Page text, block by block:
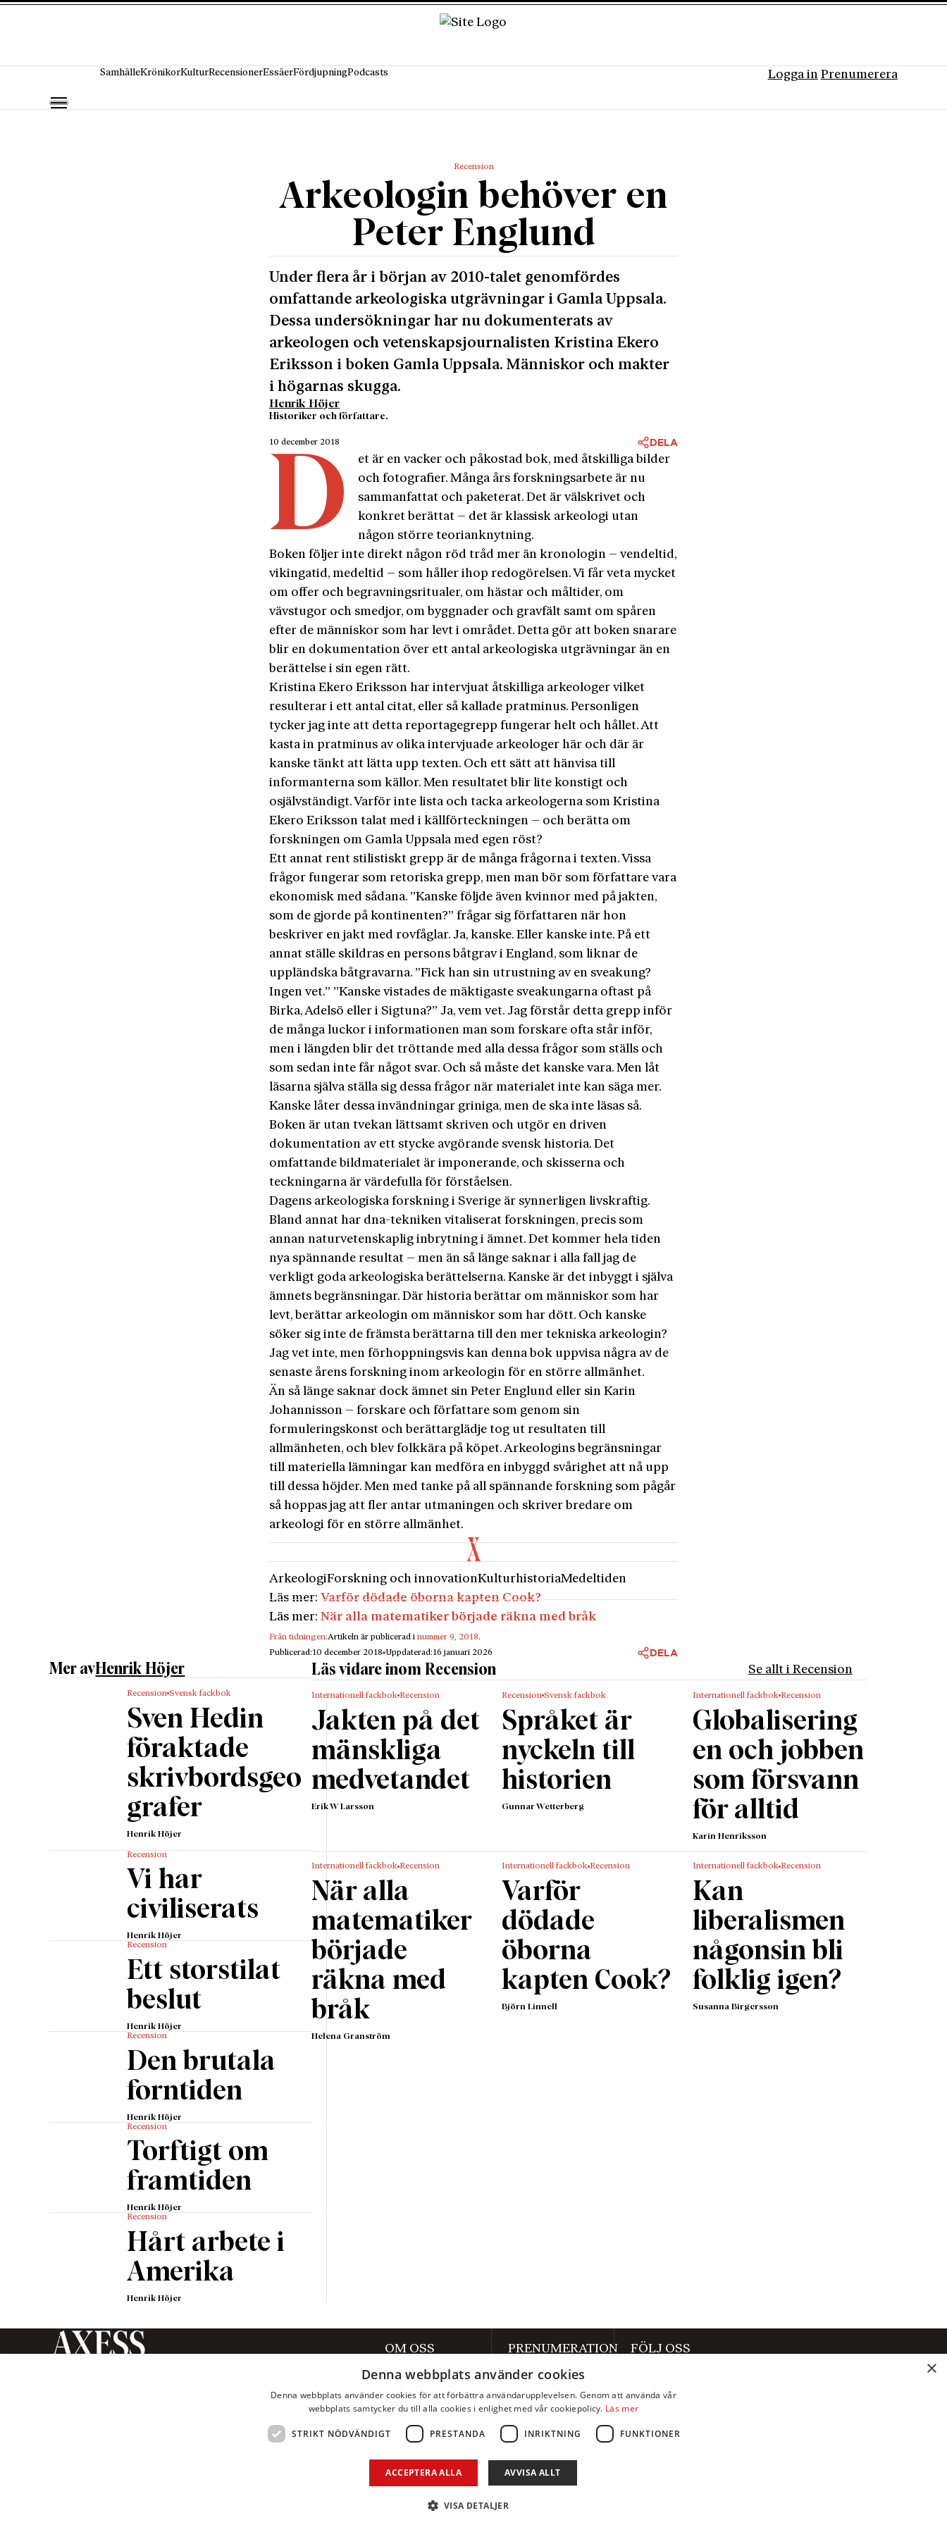
SamhälleKrönikorKulturRecensionerEssäerFördjupningPodcasts Logga in Prenumerera
Recension
Arkeologin behöver en
Peter Englund
Under flera år i början av 2010-talet genomfördes
omfattande arkeologiska utgrävningar i Gamla Uppsala.
Dessa undersökningar har nu dokumenterats av
arkeologen och vetenskapsjournalisten Kristina Ekero
Eriksson i boken Gamla Uppsala. Människor och makter
i högarnas skugga.
Henrik Höjer
Historiker och författare.
10 december 2018 DELA
D
et är en vacker och påkostad bok, med åtskilliga bilder
och fotografier. Många års forskningsarbete är nu
sammanfattat och paketerat. Det är välskrivet och
konkret berättat – det är klassisk arkeologi utan
någon större teorianknytning.
Boken följer inte direkt någon röd tråd mer än kronologin – vendeltid,
vikingatid, medeltid – som håller ihop redogörelsen. Vi får veta mycket
om offer och begravningsritualer, om hästar och måltider, om
vävstugor och smedjor, om byggnader och gravfält samt om spåren
efter de människor som har levt i området. Detta gör att boken snarare
blir en dokumentation över ett antal arkeologiska utgrävningar än en
berättelse i sin egen rätt.
Kristina Ekero Eriksson har intervjuat åtskilliga arkeologer vilket
resulterar i ett antal citat, eller så kallade pratminus. Personligen
tycker jag inte att detta reportagegrepp fungerar helt och hållet. Att
kasta in pratminus av olika intervjuade arkeologer här och där är
kanske tänkt att lätta upp texten. Och ett sätt att hänvisa till
informanterna som källor. Men resultatet blir lite konstigt och
osjälvständigt. Varför inte lista och tacka arkeologerna som Kristina
Ekero Eriksson talat med i källförteckningen – och berätta om
forskningen om Gamla Uppsala med egen röst?
Ett annat rent stilistiskt grepp är de många frågorna i texten. Vissa
frågor fungerar som retoriska grepp, men man bör som författare vara
ekonomisk med sådana. ”Kanske följde även kvinnor med på jakten,
som de gjorde på kontinenten?” frågar sig författaren när hon
beskriver en jakt med rovfåglar. Ja, kanske. Eller kanske inte. På ett
annat ställe skildras en persons båtgrav i England, som liknar de
uppländska båtgravarna. ”Fick han sin utrustning av en sveakung?
Ingen vet.” ”Kanske vistades de mäktigaste sveakungarna oftast på
Birka, Adelsö eller i Sigtuna?” Ja, vem vet. Jag förstår detta grepp inför
de många luckor i informationen man som forskare ofta står inför,
men i längden blir det tröttande med alla dessa frågor som ställs och
som sedan inte får något svar. Och så måste det kanske vara. Men låt
läsarna själva ställa sig dessa frågor när materialet inte kan säga mer.
Kanske låter dessa invändningar griniga, men de ska inte läsas så.
Boken är utan tvekan lättsamt skriven och utgör en driven
dokumentation av ett stycke avgörande svensk historia. Det
omfattande bildmaterialet är imponerande, och skisserna och
teckningarna är värdefulla för förståelsen.
Dagens arkeologiska forskning i Sverige är synnerligen livskraftig.
Bland annat har dna-tekniken vitaliserat forskningen, precis som
annan naturvetenskaplig inbrytning i ämnet. Det kommer hela tiden
nya spännande resultat – men än så länge saknar i alla fall jag de
verkligt goda arkeologiska berättelserna. Kanske är det inbyggt i själva
ämnets begränsningar. Där historia berättar om människor som har
levt, berättar arkeologin om människor som har dött. Och kanske
söker sig inte de främsta berättarna till den mer tekniska arkeologin?
Jag vet inte, men förhoppningsvis kan denna bok uppvisa några av de
senaste årens forskning inom arkeologin för en större allmänhet.
Än så länge saknar dock ämnet sin Peter Englund eller sin Karin
Johannisson – forskare och författare som genom sin
formuleringskonst och berättarglädje tog ut resultaten till
allmänheten, och blev folkkära på köpet. Arkeologins begränsningar
till materiella lämningar kan medföra en inbyggd svårighet att nå upp
till dessa höjder. Men med tanke på all spännande forskning som pågår
så hoppas jag att fler antar utmaningen och skriver bredare om
arkeologi för en större allmänhet.
ArkeologiForskning och innovationKulturhistoriaMedeltiden
Läs mer:Varför dödade öborna kapten Cook?
Läs mer:När alla matematiker började räkna med bråk
Från tidningen:Artikeln är publicerad inummer 9, 2018.
Publicerad:10 december 2018 Uppdaterad:16 januari 2026 DELA
Mer avHenrik Höjer
Recension Svensk fackbok
Sven Hedin
föraktade
skrivbordsgeo
grafer
Henrik Höjer
Recension
Vi har
civiliserats
Henrik Höjer
Recension
Ett storstilat
beslut
Henrik Höjer
Recension
Den brutala
forntiden
Henrik Höjer
Recension
Torftigt om
framtiden
Henrik Höjer
Recension
Hårt arbete i
Amerika
Henrik Höjer
Läs vidare inom Recension Se allt i Recension
Internationell fackbok Recension
Jakten på det
mänskliga
medvetandet
Erik W Larsson
Recension Svensk fackbok
Språket är
nyckeln till
historien
Gunnar Wetterberg
Internationell fackbok Recension
Globalisering
en och jobben
som försvann
för alltid
Karin Henriksson
Internationell fackbok Recension
När alla
matematiker
började
räkna med
bråk
Helena Granström
Internationell fackbok Recension
Varför
dödade
öborna
kapten Cook?
Björn Linnell
Internationell fackbok Recension
Kan
liberalismen
någonsin bli
folklig igen?
Susanna Birgersson
OM OSS
Om Axess
Kontakt
Annonsera
Webbplatskarta
PRENUMERATION
Prenumerera
Mina sidor
FÖLJ OSS
Instagram
×
Denna webbplats använder cookies
Denna webbplats använder cookies för att förbättra användarupplevelsen. Genom att använda vår
webbplats samtycker du till alla cookies i enlighet med vår cookiepolicy. Läs mer
STRIKT NÖDVÄNDIGT PRESTANDA INRIKTNING FUNKTIONER
ACCEPTERA ALLA AVVISA ALLT
VISA DETALJER